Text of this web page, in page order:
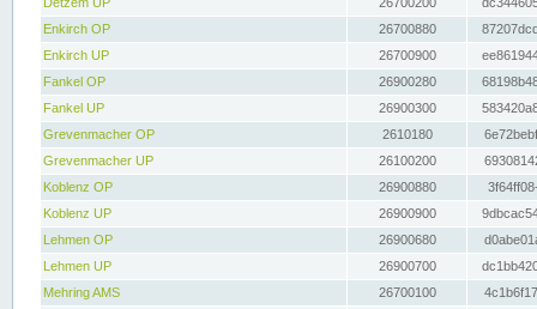
Enkirch OP
26700880
Enkirch UP
26700900
Fankel OP
26900280
Fankel UP
26900300
Grevenmacher OP
2610180
Grevenmacher UP
26100200
Koblenz OP
26900880
Koblenz UP
26900900
Lehmen OP
26900680
Lehmen UP
26900700
Mehring AMS
26700100